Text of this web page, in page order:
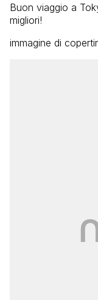
Buon viaggio a
migliori!
immagine di